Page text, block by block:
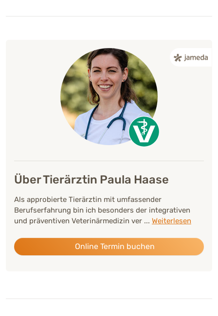
Über Tierärztin Paula Haase
Als approbierte Tierärztin mit umfassender
Berufserfahrung bin ich besonders der integrativen
und präventiven Veterinärmedizin ver ... Weiterlesen
Online Termin buchen